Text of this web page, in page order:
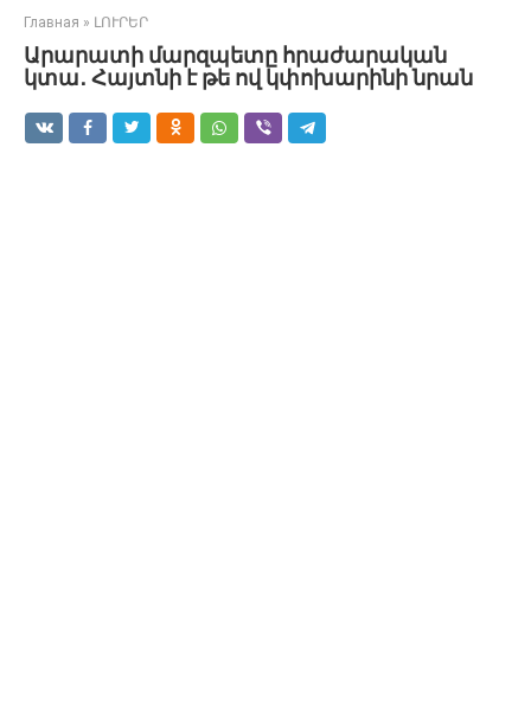
Главная » ԼՈՒՐԵՐ
Արարատի մարզպետը հրաժարական
կտա․ Հայտնի է թե ով կփոխարինի նրան